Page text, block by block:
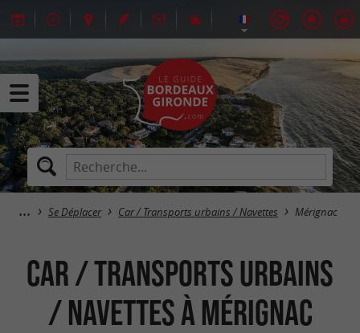
Se Déplacer Car / Transports urbains / Navettes Mérignac
Car / Transports urbains
/ Navettes à Mérignac